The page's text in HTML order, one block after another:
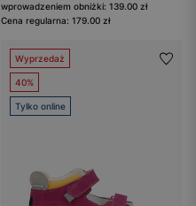
wprowadzeniem obniżki: 139.00 zł
Cena regularna: 179.00 zł
Wyprzedaż
40%
Tylko online